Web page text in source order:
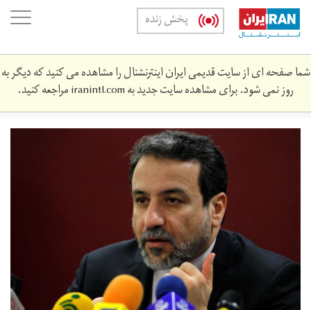
Skip
main
content
پخش زنده
شما صفحه ای از سایت قدیمی ایران اینترنشنال را مشاهده می کنید که دیگر به
روز نمی شود. برای مشاهده سایت جدید بهiranintl.comمراجعه کنید.
50347.jpg